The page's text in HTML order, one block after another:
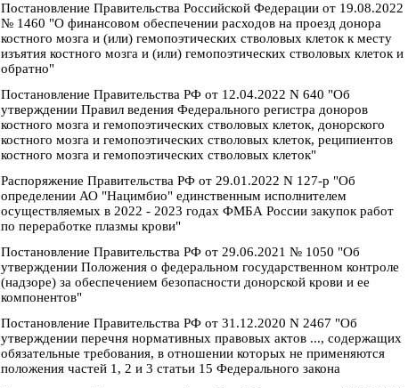
Постановление Правительства Российской Федерации от 19.08.2022
№ 1460 "О финансовом обеспечении расходов на проезд донора
костного мозга и (или) гемопоэтических стволовых клеток к месту
изъятия костного мозга и (или) гемопоэтических стволовых клеток и
обратно"
Постановление Правительства РФ от 12.04.2022 N 640 "Об
утверждении Правил ведения Федерального регистра доноров
костного мозга и гемопоэтических стволовых клеток, донорского
костного мозга и гемопоэтических стволовых клеток, реципиентов
костного мозга и гемопоэтических стволовых клеток"
Распоряжение Правительства РФ от 29.01.2022 N 127-р "Об
определении АО "Нацимбио" единственным исполнителем
осуществляемых в 2022 - 2023 годах ФМБА России закупок работ
по переработке плазмы крови"
Постановление Правительства РФ от 29.06.2021 № 1050 "Об
утверждении Положения о федеральном государственном контроле
(надзоре) за обеспечением безопасности донорской крови и ее
компонентов"
Постановление Правительства РФ от 31.12.2020 N 2467 "Об
утверждении перечня нормативных правовых актов ..., содержащих
обязательные требования, в отношении которых не применяются
положения частей 1, 2 и 3 статьи 15 Федерального закона